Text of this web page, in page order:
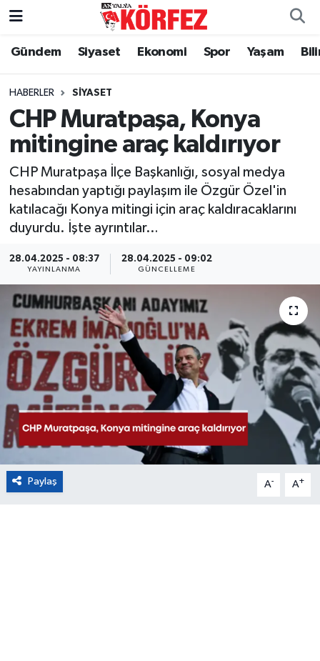
Gündem Siyaset Ekonomi Spor Yaşam
HABERLER SIYASET
CHP Muratpaşa, Konya
mitingine araç kaldırıyor
CHP Muratpaşa İlçe Başkanlığı, sosyal medya
hesabından yaptığı paylaşım ile Özgür Özel'in
katılacağı Konya mitingi için araç kaldıracaklarını
duyurdu. İşte ayrıntılar…
28.04.2025 - 08:37
YAYINLANMA
28.04.2025 - 09:02
GÜNCELLEME
Paylaş A- A+
Gündem
Siyaset
Yerel Yönetim
Yaşam
Asayiş
Dünya
Sağlık
Çevre
Nöbetçi Eczaneler
Hava Durumu
Trafik Durumu
Süper Lig Puan Durumu ve Fikstür
Tüm Manşetler
Son Dakika Haberleri
Haber Arşivi